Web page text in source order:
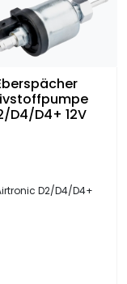
D4/D4+ 12V
D2/D4/D4+